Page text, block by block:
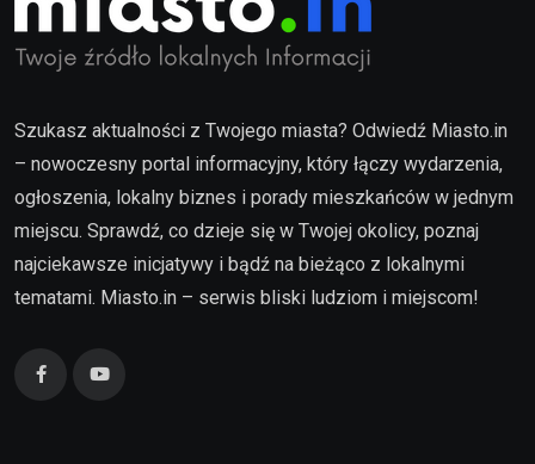
Szukasz aktualności z Twojego miasta? Odwiedź Miasto.in
– nowoczesny portal informacyjny, który łączy wydarzenia,
ogłoszenia, lokalny biznes i porady mieszkańców w jednym
miejscu. Sprawdź, co dzieje się w Twojej okolicy, poznaj
najciekawsze inicjatywy i bądź na bieżąco z lokalnymi
tematami. Miasto.in – serwis bliski ludziom i miejscom!